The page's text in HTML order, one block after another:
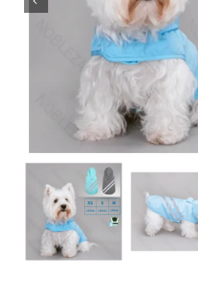
Super Ofertas